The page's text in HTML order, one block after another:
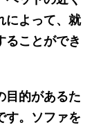
によって、就
ることができ
目的があるた
。 ソファを